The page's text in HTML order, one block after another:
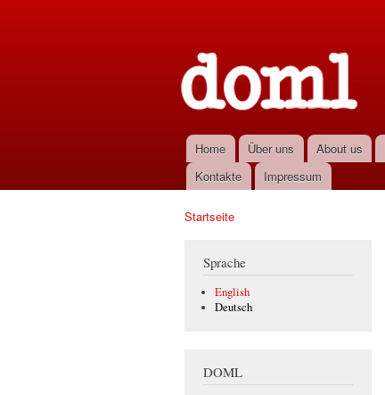
Hauptmenü
Home Über uns About us
Kontakte
Impressum
Startseite
Sprache
English
Deutsch
DOML